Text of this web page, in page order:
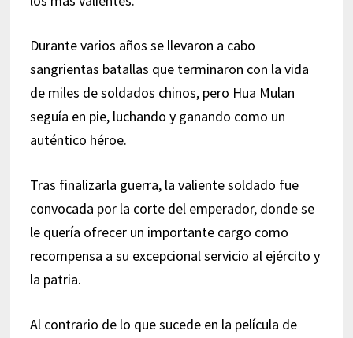
Durante varios años se llevaron a cabo
sangrientas batallas que terminaron con la vida
de miles de soldados chinos, pero Hua Mulan
seguía en pie, luchando y ganando como un
auténtico héroe.
Tras finalizarla guerra, la valiente soldado fue
convocada por la corte del emperador, donde se
le quería ofrecer un importante cargo como
recompensa a su excepcional servicio al ejército y
la patria.
Al contrario de lo que sucede en la película de